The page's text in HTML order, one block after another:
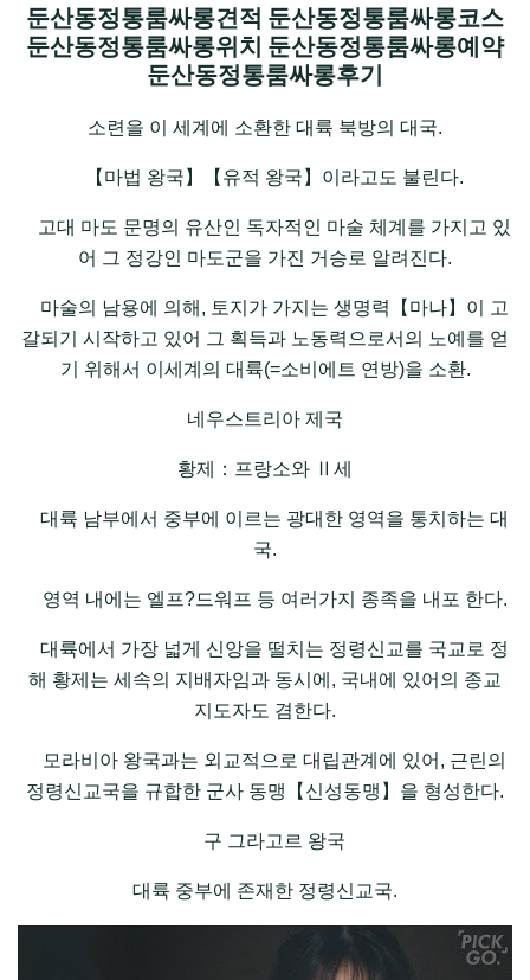
둔산동정통룸싸롱견적 둔산동정통룸싸롱코스
둔산동정통룸싸롱위치 둔산동정통룸싸롱예약
둔산동정통룸싸롱후기
소련을 이 세계에 소환한 대륙 북방의 대국.
【마법 왕국】【유적 왕국】이라고도 불린다.
고대 마도 문명의 유산인 독자적인 마술 체계를 가지고 있
어 그 정강인 마도군을 가진 거승로 알려진다.
마술의 남용에 의해, 토지가 가지는 생명력【마나】이 고
갈되기 시작하고 있어 그 획득과 노동력으로서의 노예를 얻
기 위해서 이세계의 대륙(=소비에트 연방)을 소환.
네우스트리아 제국
황제：프랑소와 Ⅱ세
대륙 남부에서 중부에 이르는 광대한 영역을 통치하는 대
국.
영역 내에는 엘프?드워프 등 여러가지 종족을 내포 한다.
대륙에서 가장 넓게 신앙을 떨치는 정령신교를 국교로 정
해 황제는 세속의 지배자임과 동시에, 국내에 있어의 종교
지도자도 겸한다.
모라비아 왕국과는 외교적으로 대립관계에 있어, 근린의
정령신교국을 규합한 군사 동맹【신성동맹】을 형성한다.
구 그라고르 왕국
대륙 중부에 존재한 정령신교국.